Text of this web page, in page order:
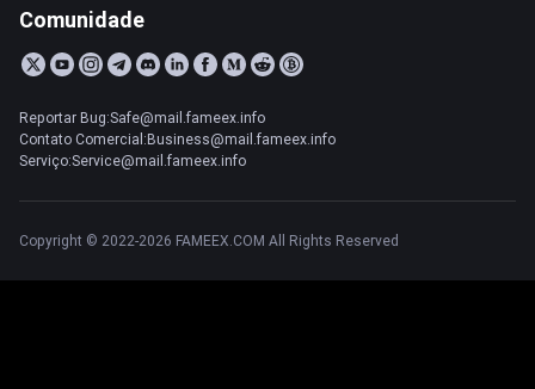
Comunidade
Reportar Bug:Safe@mail.fameex.info
Contato Comercial:Business@mail.fameex.info
Serviço:Service@mail.fameex.info
Copyright © 2022-2026 FAMEEX.COM All Rights Reserved